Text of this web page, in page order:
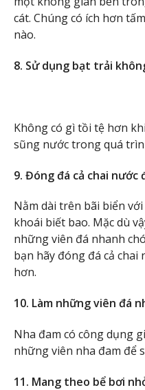
cát. Chúng có ích hơn
nào.
8. Sử dụng bạt trải
Không có gì tồi tệ hơn
sũng nước trong quá
9. Đóng đá cả chai nước
Nằm dài trên bãi biển
khoái biết bao. Mặc dù
những viên đá nhanh
bạn hãy đóng đá cả
hơn.
10. Làm những viên đá
Nha đam có công dụng
những viên nha đam để
11. Mang theo bể bơi